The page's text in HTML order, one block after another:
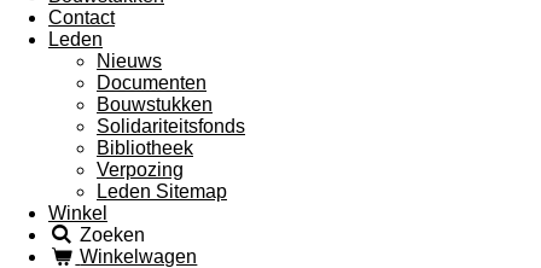
Contact
Leden
Nieuws
Documenten
Bouwstukken
Solidariteitsfonds
Bibliotheek
Verpozing
Leden Sitemap
Winkel
Zoeken
Winkelwagen